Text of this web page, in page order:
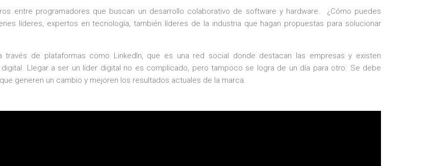
entre programadores que buscan un desarrollo colaborativo de software y hardware. ¿Cómo puedes
líderes, expertos en tecnología, también líderes de la industria que hagan propuestas para solucionar
de plataformas como LinkedIn, que es una red social donde destacan las empresas y existen
Llegar a ser un líder digital no es complicado, pero tampoco se logra de un día para otro. Se debe
generen un cambio y mejoren los resultados actuales de la marca.